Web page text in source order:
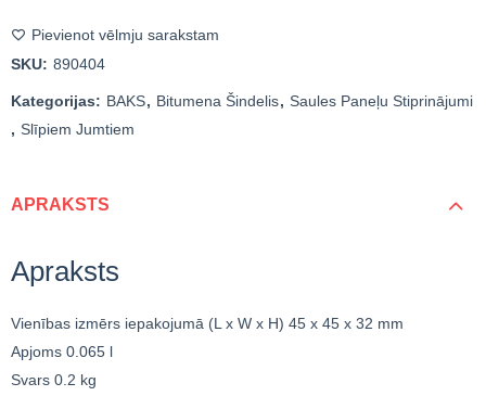
Pievienot vēlmju sarakstam
SKU: 890404
Kategorijas: BAKS, Bitumena Šindelis, Saules Paneļu Stiprinājumi
, Slīpiem Jumtiem
APRAKSTS
Apraksts
Vienības izmērs iepakojumā (L x W x H) 45 x 45 x 32 mm
Apjoms 0.065 l
Svars 0.2 kg